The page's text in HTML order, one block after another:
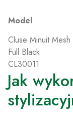
Model
Cluse Minuit Mesh
Full Black
CL30011
Jak